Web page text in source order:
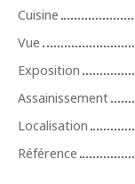
Cuisine
Vue
Exposition
Assainissement
Localisation
Référence